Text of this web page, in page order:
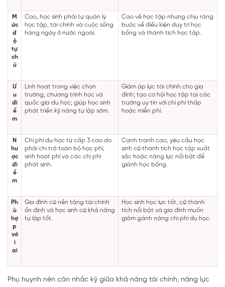
M
ức
đ
ộ
tự
ch
ủ
Cao, học sinh phải tự quản lý
học tập, tài chính và cuộc sống
hàng ngày ở nước ngoài.
Cao về học tập nhưng chịu ràng
buộc về điều kiện duy trì học
bổng và thành tích học tập.
Ư
u
đi
ể
m
Linh hoạt trong việc chọn
trường, chương trình học và
quốc gia du học; giúp học sinh
phát triển kỹ năng tự lập sớm.
Giảm áp lực tài chính cho gia
đình; tạo cơ hội học tập tại các
trường uy tín với chi phí thấp
hoặc miễn phí.
N
hư
ợc
đi
ể
m
Chi phí du học từ cấp 3 cao do
phải chi trả toàn bộ học phí,
sinh hoạt phí và các chi phí
phát sinh.
Cạnh tranh cao, yêu cầu học
sinh có thành tích học tập xuất
sắc hoặc năng lực nổi bật để
giành học bổng.
Ph
ù
hợ
p
vớ
i
ai
Gia đình có nền tảng tài chính
ổn định và học sinh có khả năng
tự lập tốt.
Học sinh học lực tốt, có thành
tích nổi bật và gia đình muốn
giảm gánh nặng chi phí du học.
Phụ huynh nên cân nhắc kỹ giữa khả năng tài chính, năng lực